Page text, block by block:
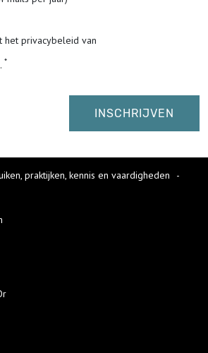
het privacybeleid van
praktijken, kennis en vaardigheden
-